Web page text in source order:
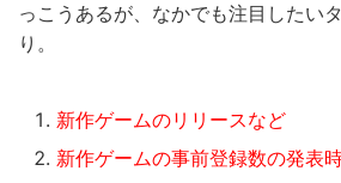
っこうあるが、なかでも注目したい
り。
新作ゲームのリリースなど
新作ゲームの事前登録数の発表